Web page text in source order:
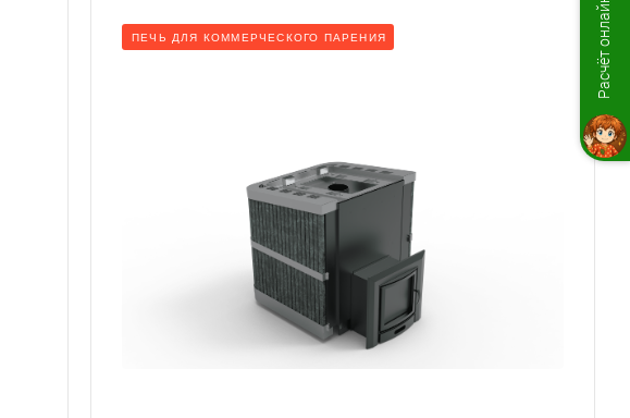
ПЕЧЬ ДЛЯ КОММЕРЧЕСКОГО ПАРЕНИЯ Расчёт онлайн